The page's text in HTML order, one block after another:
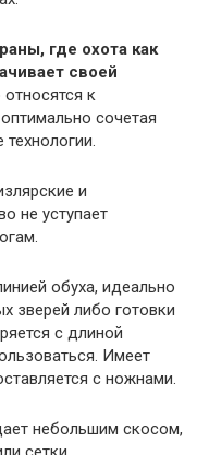
где охота как
своей
к
сочетая
и
не уступает
обуха, идеально
зверей либо готовки
с длиной
Имеет
с ножнами.
небольшим скосом,